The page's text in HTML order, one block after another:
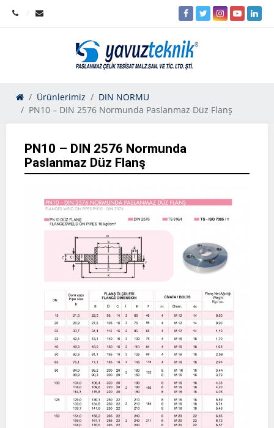
Ürünlerimiz
DIN NORMU
PN10 – DIN 2576 Normunda Paslanmaz Düz Flanş
PN10 – DIN 2576 Normunda
Paslanmaz Düz Flanş